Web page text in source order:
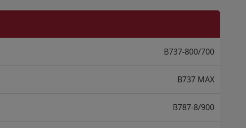
B737-800/700
B737 MAX
B787-8/900